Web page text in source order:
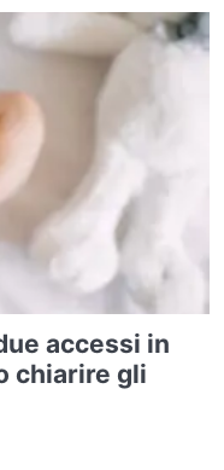
accessi in
chiarire gli